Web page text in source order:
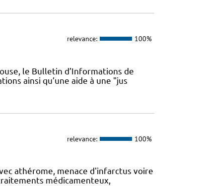
relevance: 100%
le Bulletin d’Informations de
ainsi qu’une aide à une "jus
relevance: 100%
athérome, menace d'infarctus voire
médicamenteux,